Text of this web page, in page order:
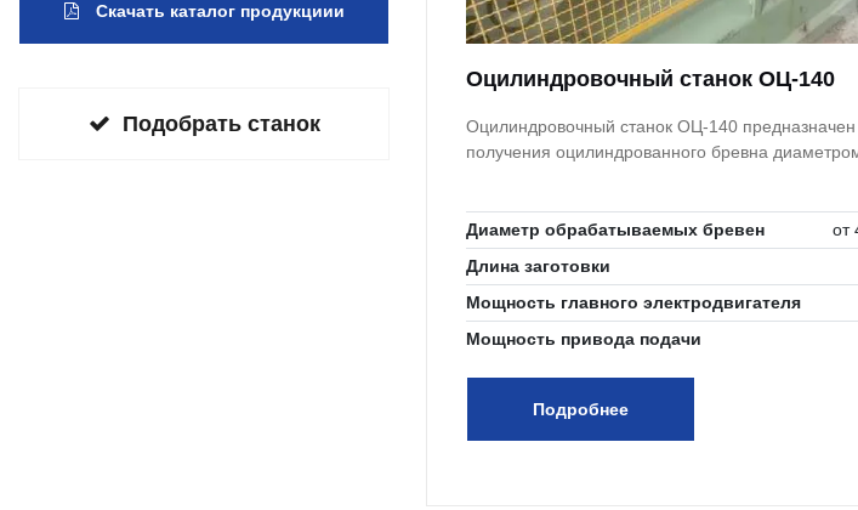
Скачать каталог продукциии
Подобрать станок
Оцилиндровочный станок ОЦ-140
Оцилиндровочный станок ОЦ-140 предназначен
получения оцилиндрованного бревна
Диаметр обрабатываемых бревен
от
Длина заготовки
Мощность главного электродвигателя
Мощность привода подачи
Подробнее